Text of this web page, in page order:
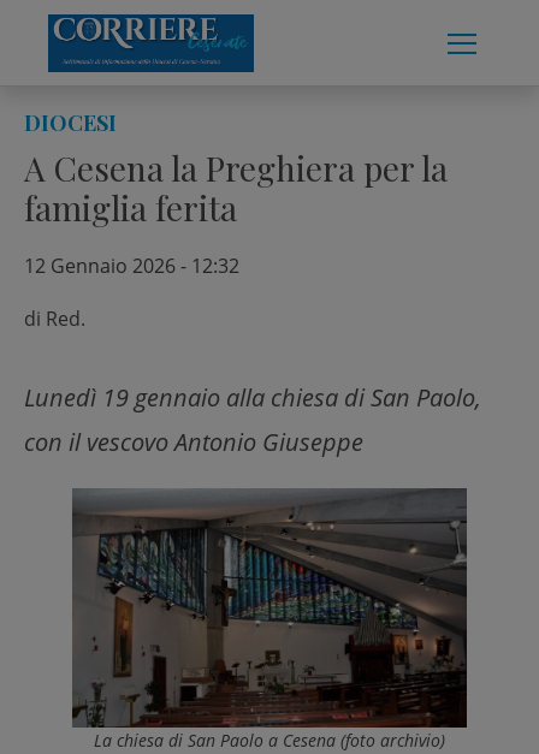
content
DIOCESI
A Cesena la Preghiera per la
famiglia ferita
12 Gennaio 2026 - 12:32
di Red.
Lunedì 19 gennaio alla chiesa di San Paolo,
con il vescovo Antonio Giuseppe
La chiesa di San Paolo a Cesena (foto archivio)